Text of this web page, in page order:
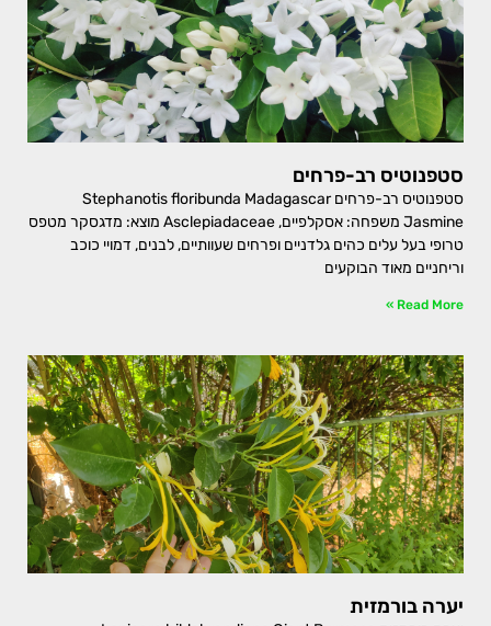
סטפנוטיס רב-פרחים
סטפנוטיס רב-פרחים Stephanotis floribunda Madagascar
Jasmine משפחה: אסקלפיים, Asclepiadaceae מוצא: מדגסקר מטפס
טרופי בעל עלים כהים גלדניים ופרחים שעוותיים, לבנים, דמויי כוכב
וריחניים מאוד הבוקעים
Read More »
יערה בורמזית